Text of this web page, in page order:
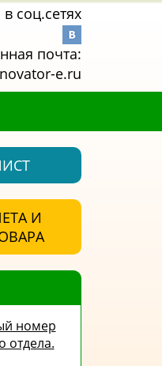
соц.сетях
почта:
e.ru
И
номер
отдела.